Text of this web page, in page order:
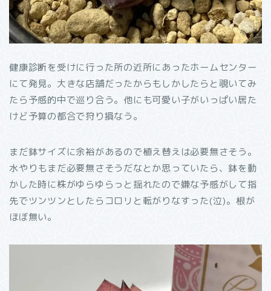
健康診断を受けに行った所の近所にあったホームセンター
にて発見。大きな店舗だったからもしかしたらと覗いてみ
たら予感的中で巡り合う。他にも可愛い子がいっぱい居た
けど予算の都合で狩り損なう。
まだ鉢サイズに余裕があるので植え替えは必要無さそう。
水やりもまだ必要無さそうだなとか思っていたら、鉢を動
かした時に株がゆらゆらっと揺れたので嫌な予感がして指
先でツンツンとしたらコロリと転がりなすった(泣)。根が
ほぼ無い。